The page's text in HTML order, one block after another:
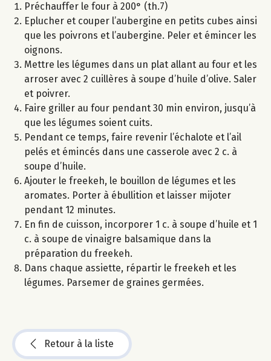
Préchauffer le four à 200° (th.7)
Eplucher et couper l’aubergine en petits cubes ainsi
que les poivrons et l’aubergine. Peler et émincer les
oignons.
Mettre les légumes dans un plat allant au four et les
arroser avec 2 cuillères à soupe d’huile d’olive. Saler
et poivrer.
Faire griller au four pendant 30 min environ, jusqu’à
que les légumes soient cuits.
Pendant ce temps, faire revenir l’échalote et l’ail
pelés et émincés dans une casserole avec 2 c. à
soupe d’huile.
Ajouter le freekeh, le bouillon de légumes et les
aromates. Porter à ébullition et laisser mijoter
pendant 12 minutes.
En fin de cuisson, incorporer 1 c. à soupe d’huile et 1
c. à soupe de vinaigre balsamique dans la
préparation du freekeh.
Dans chaque assiette, répartir le freekeh et les
légumes. Parsemer de graines germées.
Retour à la liste